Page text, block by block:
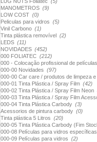
MANOMETROS (9)
LOW COST (0)
Peliculas para vidros (5)
Vinil Carbono (1)
Tinta plástica removível (2)
LEDS (11)
NOVIDADES (452)
000 FOLIATEC (212)
000 - Colocação profissional de
000-00 Novidades (97)
000-00 Car care / produtos de limpeza
000-01 Tinta Plástica / Spray Film (42)
000-02 Tinta Plástica / Spray Film Neon
000-03 Tinta Plástica / Spray Film
000-04 Tinta Plástica Carbody (3)
Acessorios de pintura carbody (0)
Tinta plástica 5 Litros (20)
000-05 Tinta Plástica Carbody (Fim
000-08 Películas para vidros específicas
000-09 Películas para vidros (2)